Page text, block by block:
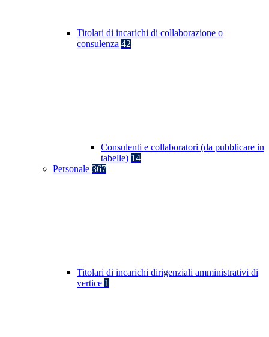
Titolari di incarichi di collaborazione o
consulenza 42
Consulenti e collaboratori (da pubblicare in
tabelle) 14
Personale 367
Titolari di incarichi dirigenziali amministrativi di
vertice 1